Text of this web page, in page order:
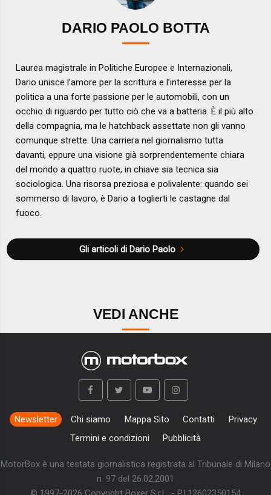
DARIO PAOLO BOTTA
Laurea magistrale in Politiche Europee e Internazionali,
Dario unisce l’amore per la scrittura e l’interesse per la
politica a una forte passione per le automobili, con un
occhio di riguardo per tutto ciò che va a batteria. È il più alto
della compagnia, ma le hatchback assettate non gli vanno
comunque strette. Una carriera nel giornalismo tutta
davanti, eppure una visione già sorprendentemente chiara
del mondo a quattro ruote, in chiave sia tecnica sia
sociologica. Una risorsa preziosa e polivalente: quando sei
sommerso di lavoro, è Dario a toglierti le castagne dal
fuoco.
Gli articoli di Dario Paolo
VEDI ANCHE
Newsletter Chi siamo Mappa Sito Contatti
Privacy
Termini e condizioni
Pubblicità
MotorBox è una testata giornalistica registrata al Tribunale di Milano
n. 97 del 26.02.2001